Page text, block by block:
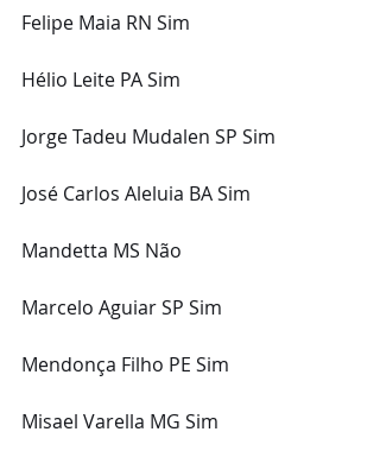
Felipe Maia RN Sim
Hélio Leite PA Sim
Jorge Tadeu Mudalen SP Sim
José Carlos Aleluia BA Sim
Mandetta MS Não
Marcelo Aguiar SP Sim
Mendonça Filho PE Sim
Misael Varella MG Sim